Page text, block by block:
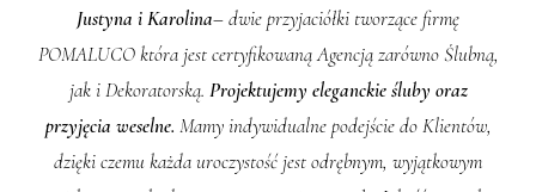
Justyna i Karolina– dwie przyjaciółki tworzące firmę
POMALUCO która jest certyfikowaną Agencją zarówno Ślubną,
jak i Dekoratorską. Projektujemy eleganckie śluby oraz
przyjęcia weselne. Mamy indywidualne podejście do Klientów,
dzięki czemu każda uroczystość jest odrębnym, wyjątkowym